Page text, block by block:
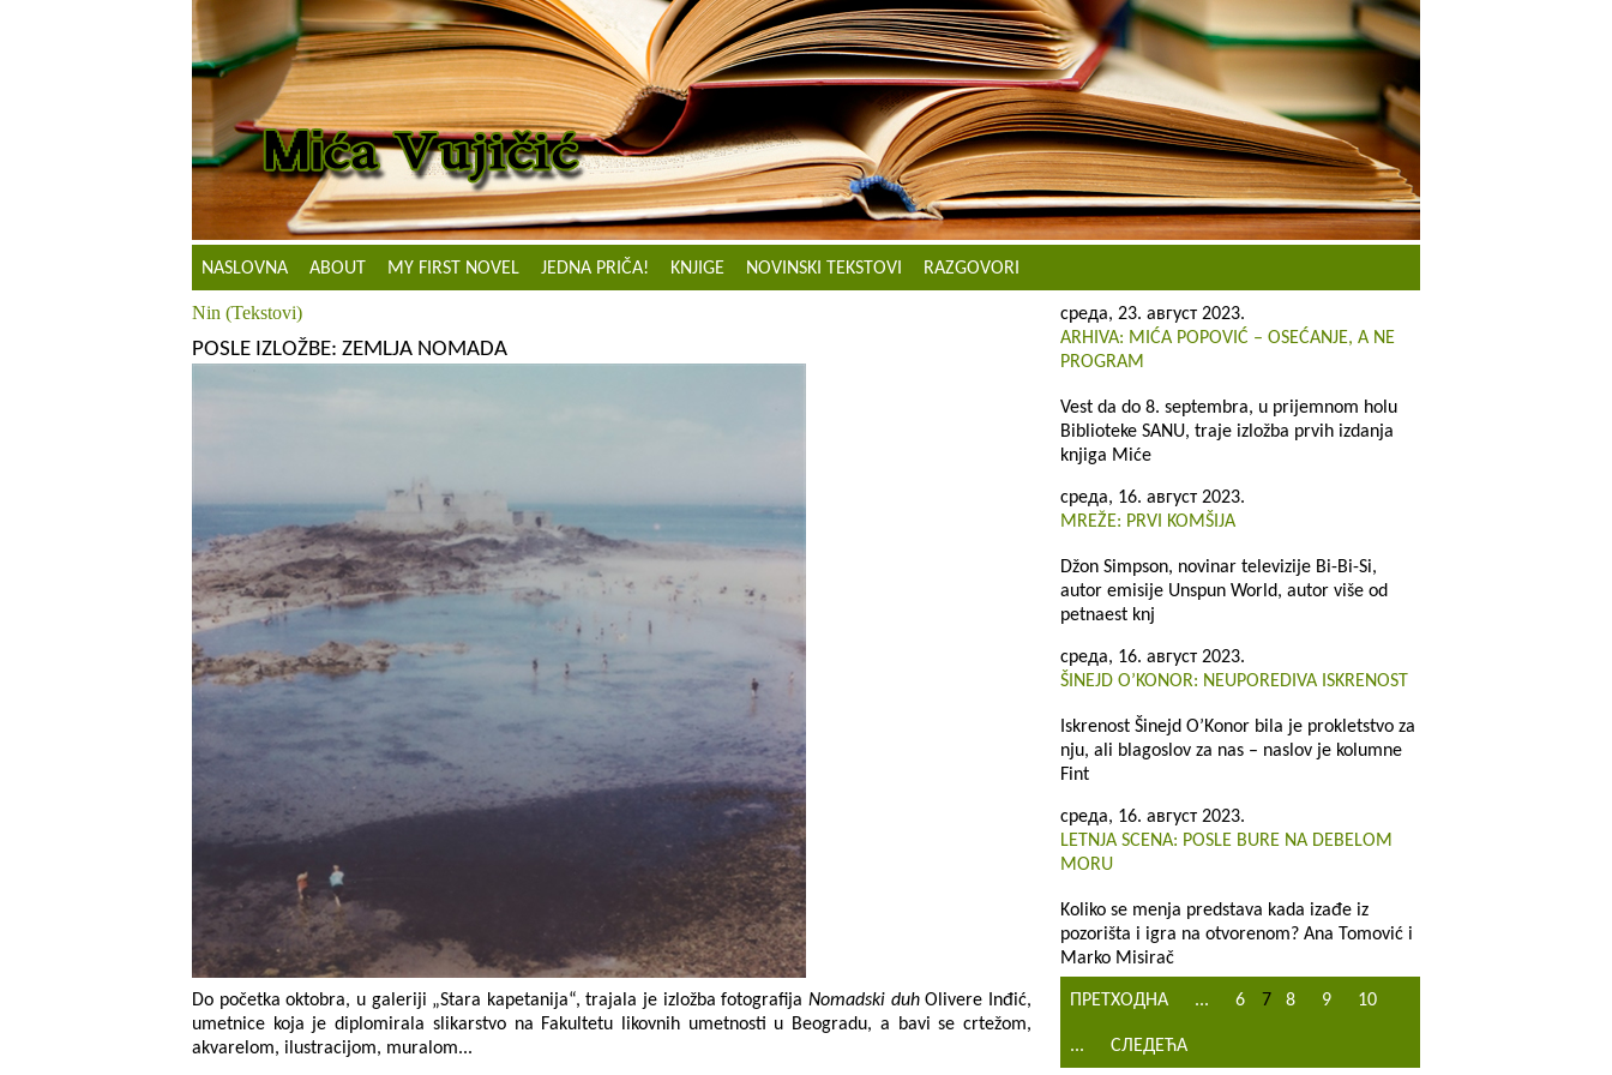
NASLOVNA ABOUT MY FIRST NOVEL JEDNA PRIČA! KNJIGE NOVINSKI TEKSTOVI RAZGOVORI
Nin (Tekstovi)
POSLE IZLOŽBE: ZEMLJA NOMADA
Do početka oktobra, u galeriji „Stara kapetanija“, trajala je izložba fotografijaNomadski duhOlivere Inđić,
umetnice koja je diplomirala slikarstvo na Fakultetu likovnih umetnosti u Beogradu, a bavi se crtežom,
akvarelom, ilustracijom, muralom...
среда, 23. август 2023.
ARHIVA: MIĆA POPOVIĆ – OSEĆANJE, A NE
PROGRAM
Vest da do 8. septembra, u prijemnom holu
Biblioteke SANU, traje izložba prvih izdanja
knjiga Miće
среда, 16. август 2023.
MREŽE: PRVI KOMŠIJA
Džon Simpson, novinar televizije Bi-Bi-Si,
autor emisije Unspun World, autor više od
petnaest knj
среда, 16. август 2023.
ŠINEJD O’KONOR: NEUPOREDIVA ISKRENOST
Iskrenost Šinejd O’Konor bila je prokletstvo za
nju, ali blagoslov za nas – naslov je kolumne
Fint
среда, 16. август 2023.
LETNJA SCENA: POSLE BURE NA DEBELOM
MORU
Koliko se menja predstava kada izađe iz
pozorišta i igra na otvorenom? Ana Tomović i
Marko Misirač
ПРЕТХОДНА ... 6 7 8 9 10
... СЛЕДЕЋА